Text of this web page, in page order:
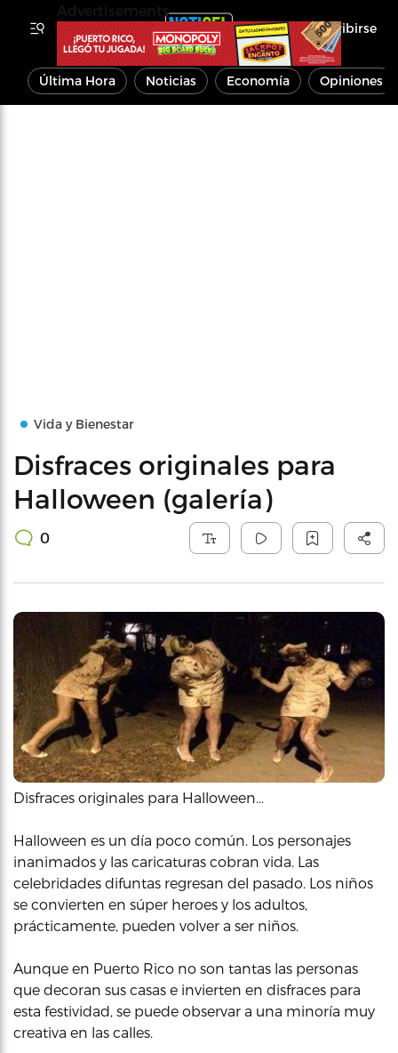
Inscribirse
Última Hora Noticias Economía Opiniones
Vida y Bienestar
Disfraces originales para
Halloween (galería)
0
Disfraces originales para Halloween…
Halloween es un día poco común. Los personajes
inanimados y las caricaturas cobran vida. Las
celebridades difuntas regresan del pasado. Los niños
se convierten en súper heroes y los adultos,
prácticamente, pueden volver a ser niños.
Aunque en Puerto Rico no son tantas las personas
que decoran sus casas e invierten en disfraces para
esta festividad, se puede observar a una minoría muy
creativa en las calles.
Advertisements